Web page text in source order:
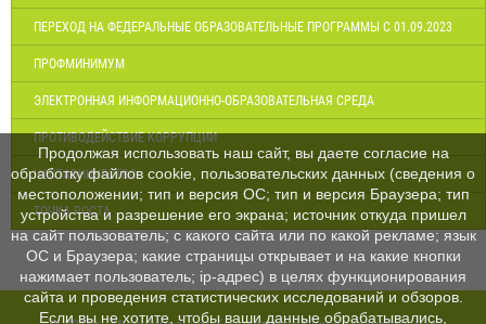
ПЕРЕХОД НА ФЕДЕРАЛЬНЫЕ ОБРАЗОВАТЕЛЬНЫЕ ПРОГРАММЫ С 01.09.2023
ПРОФМИНИМУМ
ЭЛЕКТРОННАЯ ИНФОРМАЦИОННО-ОБРАЗОВАТЕЛЬНАЯ СРЕДА
ПРОТИВОДЕЙСТВИЕ КОРРУПЦИИ
НАСТАВНИЧЕСТВО
ТОЧКА РОСТА
Продолжая использовать наш сайт, вы даете согласие на
обработку файлов cookie, пользовательских данных (сведения о
местоположении; тип и версия ОС; тип и версия Браузера; тип
устройства и разрешение его экрана; источник откуда пришел
на сайт пользователь; с какого сайта или по какой рекламе; язык
ОС и Браузера; какие страницы открывает и на какие кнопки
нажимает пользователь; ip-адрес) в целях функционирования
сайта и проведения статистических исследований и обзоров.
Если вы не хотите, чтобы ваши данные обрабатывались,